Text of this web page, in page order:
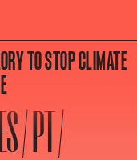
TO STOP CLIMATE
/ PT /